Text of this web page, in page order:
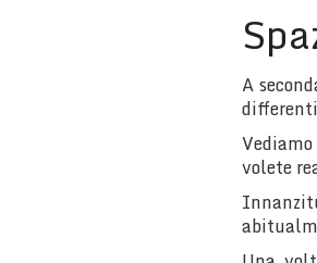
A
volete